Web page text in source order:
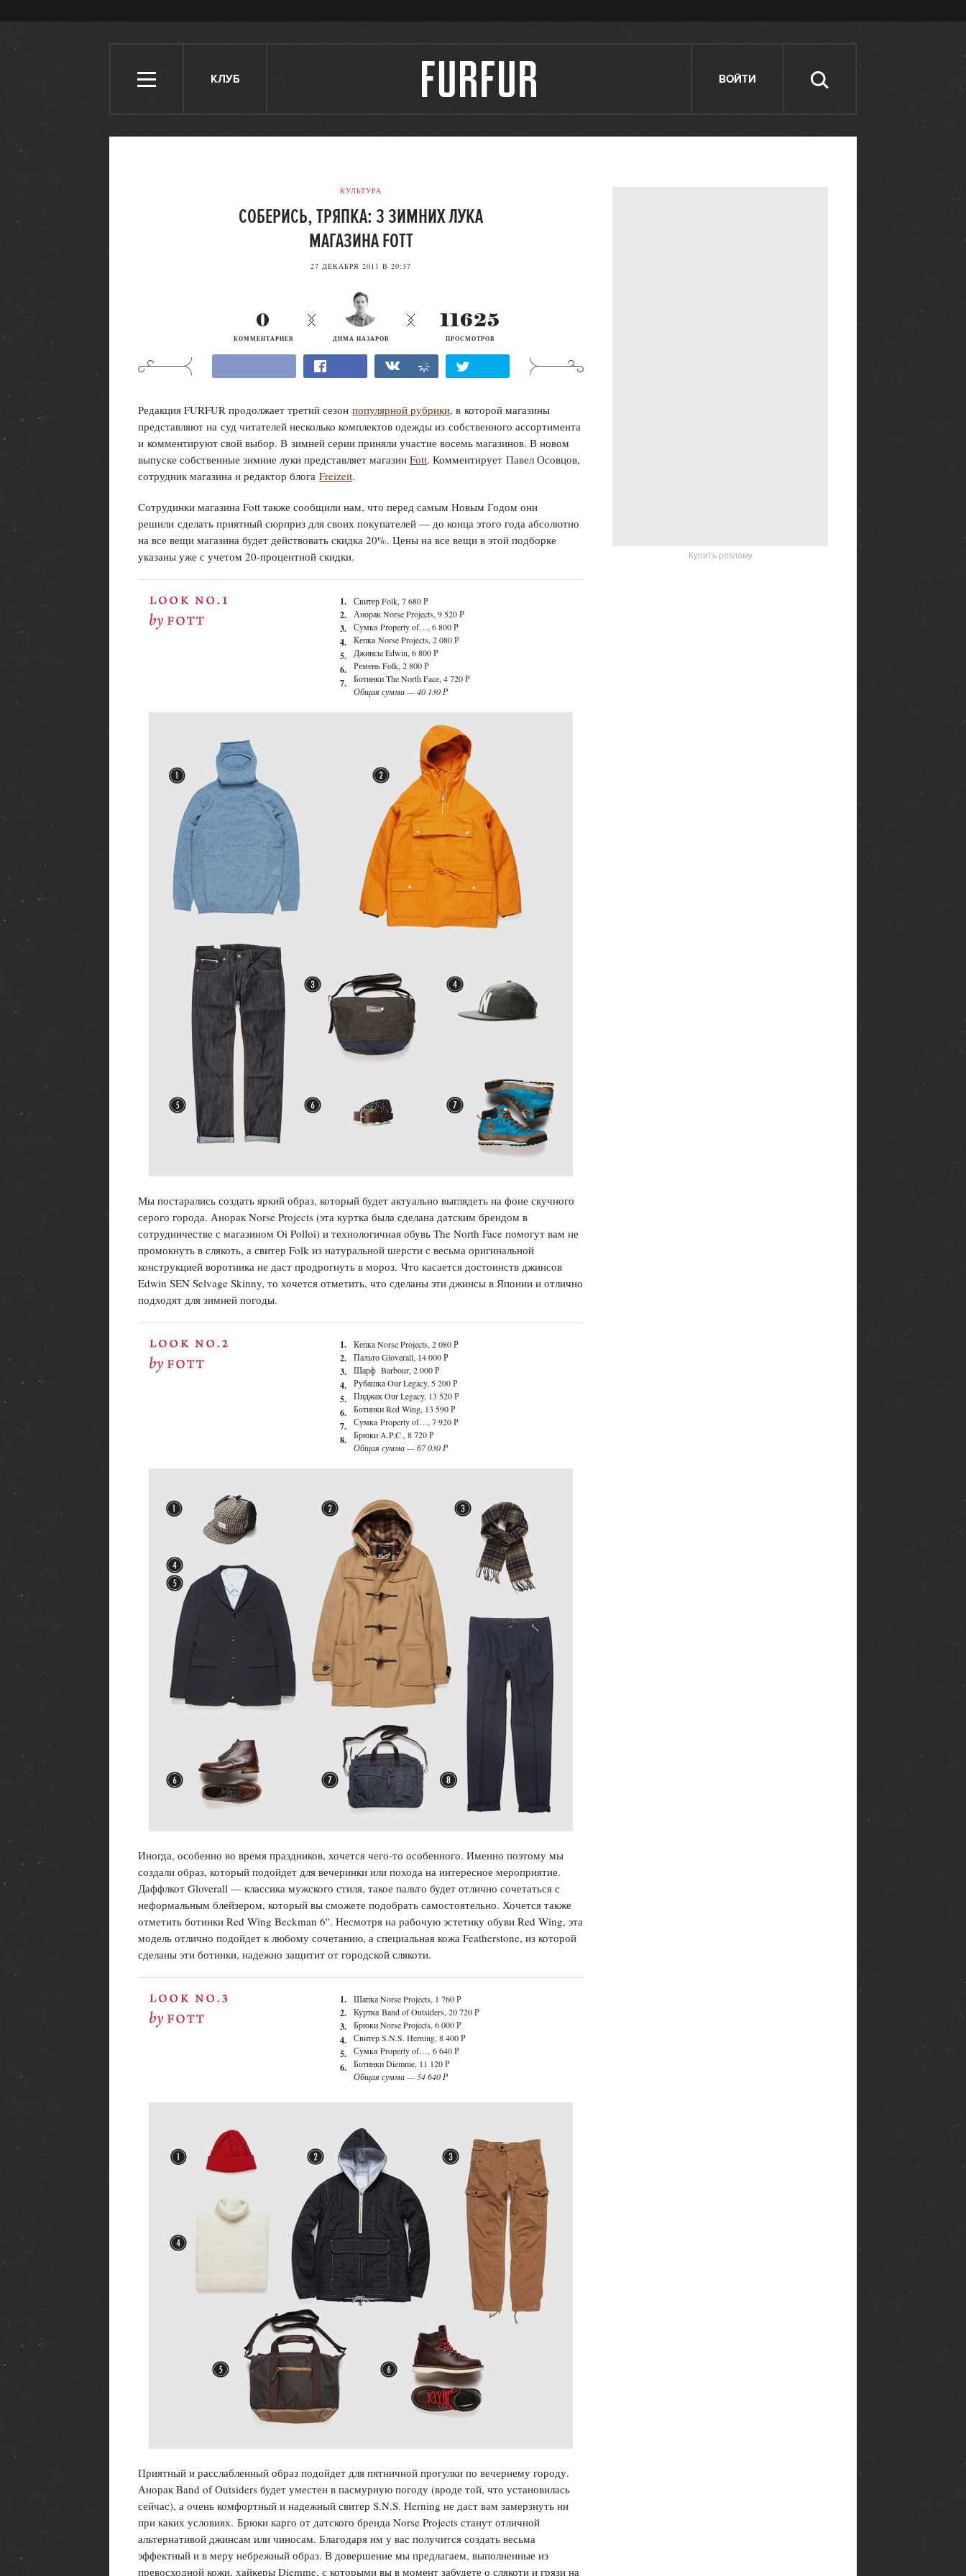
КЛУБ ВОЙТИ
КУЛЬТУРА
СОБЕРИСЬ, ТРЯПКА: 3 ЗИМНИХ ЛУКА
МАГАЗИНА FOTT
27 ДЕКАБРЯ 2011 В 20:37
ДИМА НАЗАРОВ
0
КОММЕНТАРИЕВ
11625
ПРОСМОТРОВ
Редакция FURFUR продолжает третий сезон популярной рубрики, в которой магазины
представляют на суд читателей несколько комплектов одежды из собственного ассортимента
и комментируют свой выбор. В зимней серии приняли участие восемь магазинов. В новом
выпуске собственные зимние луки представляет магазин Fott. Комментирует Павел Осовцов,
сотрудник магазина и редактор блога Freizeit.
Cотрудинки магазина Fott также сообщили нам, что перед самым Новым Годом они
решили сделать приятный сюрприз для своих покупателей — до конца этого года абсолютно
на все вещи магазина будет действовать скидка 20%. Цены на все вещи в этой подборке
указаны уже с учетом 20-процентной скидки.
1.
2.
3.
4.
5.
6.
7.
Свитер Folk, 7 680 Р
Анорак Norse Projects, 9 520 Р
Сумка Property of…, 6 800 Р
Кепка Norse Projects, 2 080 Р
Джинсы Edwin, 6 800 Р
Ремень Folk, 2 800 Р
Ботинки The North Face, 4 720 Р
Общая сумма — 40 130 Р
Мы постарались создать яркий образ, который будет актуально выглядеть на фоне скучного
серого города. Анорак Norse Projects (эта куртка была сделана датским брендом в
сотрудничестве с магазином Oi Polloi) и технологичная обувь The North Face помогут вам не
промокнуть в слякоть, а свитер Folk из натуральной шерсти с весьма оригинальной
конструкцией воротника не даст продрогнуть в мороз. Что касается достоинств джинсов
Edwin SEN Selvage Skinny, то хочется отметить, что сделаны эти джинсы в Японии и отлично
подходят для зимней погоды.
1.
2.
3.
4.
5.
6.
7.
8.
Кепка Norse Projects, 2 080 Р
Пальто Gloverall, 14 000 Р
Шарф Barbour, 2 000 Р
Рубашка Our Legacy, 5 200 Р
Пиджак Our Legacy, 13 520 Р
Ботинки Red Wing, 13 590 Р
Сумка Property of…, 7 920 Р
Брюки A.P.C., 8 720 Р
Общая сумма — 67 030 Р
Иногда, особенно во время праздников, хочется чего-то особенного. Именно поэтому мы
создали образ, который подойдет для вечеринки или похода на интересное мероприятие.
Даффлкот Gloverall — классика мужского стиля, такое пальто будет отлично сочетаться с
неформальным блейзером, который вы сможете подобрать самостоятельно. Хочется также
отметить ботинки Red Wing Beckman 6''. Несмотря на рабочую эстетику обуви Red Wing, эта
модель отлично подойдет к любому сочетанию, а специальная кожа Featherstone, из которой
сделаны эти ботинки, надежно защитит от городской слякоти.
1.
2.
3.
4.
5.
6.
Шапка Norse Projects, 1 760 Р
Куртка Band of Outsiders, 20 720 Р
Брюки Norse Projects, 6 000 Р
Свитер S.N.S. Herning, 8 400 Р
Сумка Property of…, 6 640 Р
Ботинки Diemme, 11 120 Р
Общая сумма — 54 640 Р
Приятный и расслабленный образ подойдет для пятничной прогулки по вечернему городу.
Анорак Band of Outsiders будет уместен в пасмурную погоду (вроде той, что установилась
сейчас), а очень комфортный и надежный свитер S.N.S. Herning не даст вам замерзнуть ни
при каких условиях. Брюки карго от датского бренда Norse Projects станут отличной
альтернативой джинсам или чиносам. Благодаря им у вас получится создать весьма
эффектный и в меру небрежный образ. В довершение мы предлагаем, выполненные из
превосходной кожи, хайкеры Diemme, с которыми вы в момент забудете о слякоти и грязи на
Купить рекламу